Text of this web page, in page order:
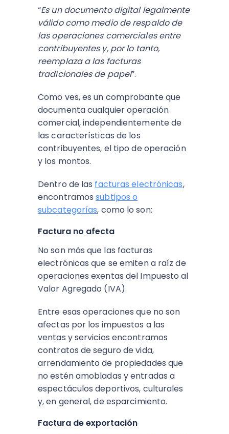
“Es un documento digital legalmente
válido como medio de respaldo de
las operaciones comerciales entre
contribuyentes y, por lo tanto,
reemplaza a las facturas
tradicionales de papel”.
Como ves, es un comprobante que
documenta cualquier operación
comercial, independientemente de
las características de los
contribuyentes, el tipo de operación
y los montos.
Dentro de las facturas electrónicas,
encontramossubtipos o
subcategorías, como lo son:
Factura no afecta
No son más que las facturas
electrónicas que se emiten a raíz de
operaciones exentas del Impuesto al
Valor Agregado (IVA).
Entre esas operaciones que no son
afectas por los impuestos a las
ventas y servicios encontramos
contratos de seguro de vida,
arrendamiento de propiedades que
no estén amobladas y entradas a
espectáculos deportivos, culturales
y, en general, de esparcimiento.
Factura de exportación